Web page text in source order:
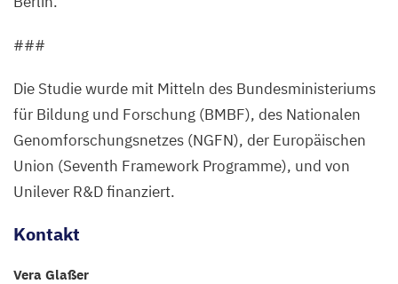
###
Die Studie wurde mit Mitteln des Bundesministeriums
für Bildung und Forschung (BMBF), des Nationalen
Genomforschungsnetzes (NGFN), der Europäischen
Union (Seventh Framework Programme), und von
Unilever R&D finanziert.
Kontakt
Vera Glaßer